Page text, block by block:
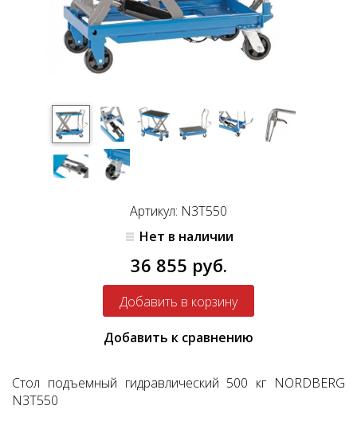
Артикул: N3T550
Нет в наличии
36 855 руб.
Добавить к сравнению
Стол подъемный гидравлический 500 кг NORDBERG
N3T550